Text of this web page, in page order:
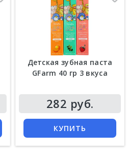
Детская зубная паста
GFarm 40 гр 3 вкуса
282 руб.
КУПИТЬ